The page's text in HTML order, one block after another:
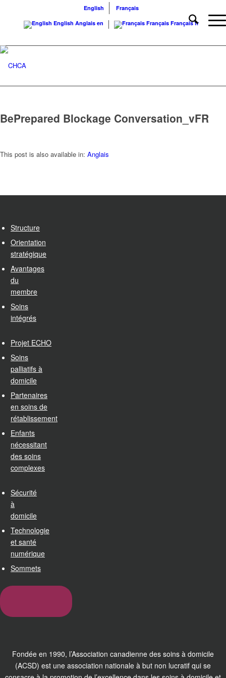
English
Français
English Anglais en Français Français fr
BePrepared Blockage Conversation_vFR
This post is also available in: Anglais
Structure
Orientation
stratégique
Avantages
du
membre
Soins
intégrés
Projet ECHO
Soins
palliatifs à
domicile
Partenaires
en soins de
rétablissement
Enfants
nécessitant
des soins
complexes
Sécurité
à
domicile
Technologie
et santé
numérique
Sommets
Fondée en 1990, l’Association canadienne des soins à domicile
(ACSD) est une association nationale à but non lucratif qui se